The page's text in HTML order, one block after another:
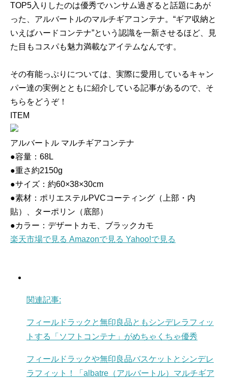
TOP5入りしたのは優秀でハンサム過ぎると話題にあが
った、アルバートルのマルチギアコンテナ。“ギア収納と
いえばハードコンテナ”という認識を一新させるほど、見
た目もコスパも魅力満載なアイテムなんです。
その有能っぷりについては、実際に愛用しているキャン
パー達の実例とともに紹介している記事があるので、そ
ちらをどうぞ！
ITEM
アルバートル マルチギアコンテナ
●容量：68L
●重さ約2150g
●サイズ：約60×38×30cm
●素材：ポリエステルPVCコーティング（上部・内
貼）、ターポリン（底部）
●カラー：デザートカモ、ブラックカモ
楽天市場で見る Amazonで見る Yahoo!で見る
関連記事:
フィールドラックと無印良品ともシンデレラフィッ
トする「ソフトコンテナ」がめちゃくちゃ優秀
フィールドラックや無印良品バスケットとシンデレ
ラフィット！「albatre（アルバートル）マルチギア